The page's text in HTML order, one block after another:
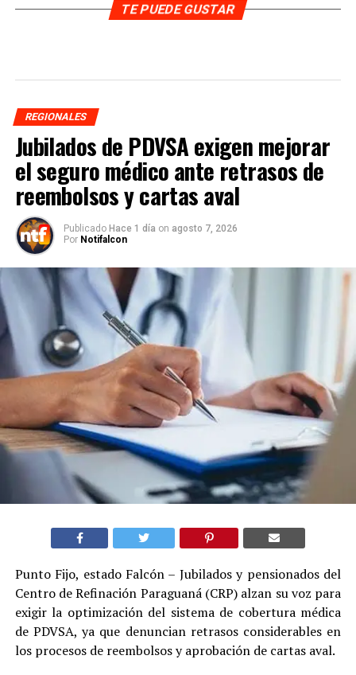
TE PUEDE GUSTAR
REGIONALES
Jubilados de PDVSA exigen mejorar
el seguro médico ante retrasos de
reembolsos y cartas aval
Publicado Hace 1 día on agosto 7, 2026
Por Notifalcon
Punto Fijo, estado Falcón – Jubilados y pensionados del
Centro de Refinación Paraguaná (CRP) alzan su voz para
exigir la optimización del sistema de cobertura médica
de PDVSA, ya que denuncian retrasos considerables en
los procesos de reembolsos y aprobación de cartas aval.